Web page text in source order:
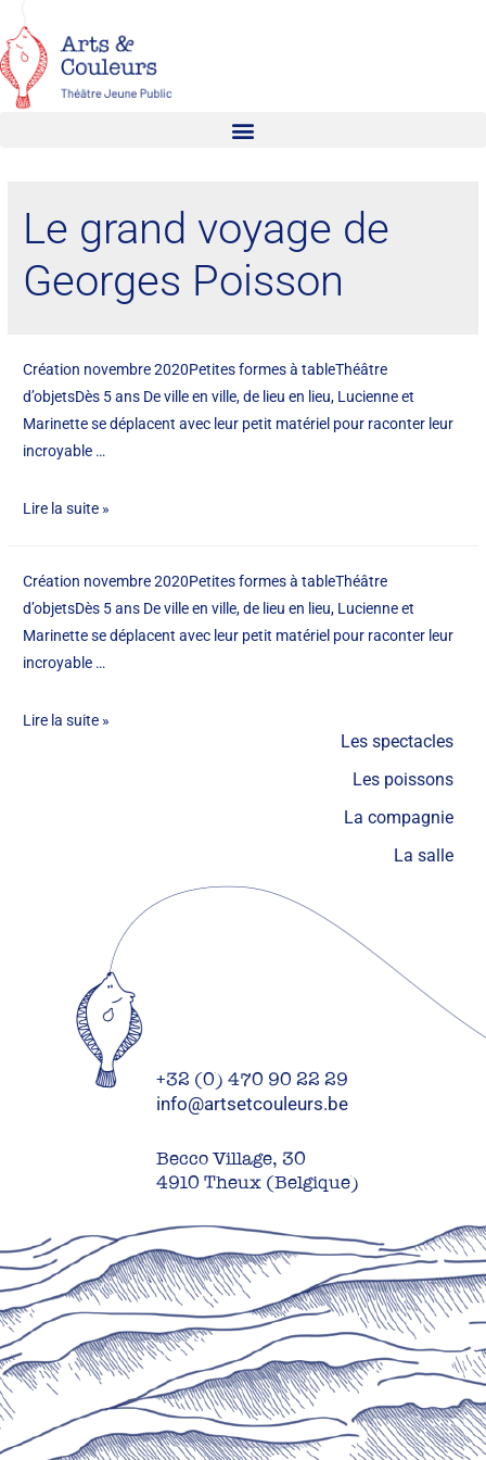
Le grand voyage de
Georges Poisson
Création novembre 2020Petites formes à tableThéâtre
d’objetsDès 5 ans De ville en ville, de lieu en lieu, Lucienne et
Marinette se déplacent avec leur petit matériel pour raconter leur
incroyable …
Lire la suite »
Création novembre 2020Petites formes à tableThéâtre
d’objetsDès 5 ans De ville en ville, de lieu en lieu, Lucienne et
Marinette se déplacent avec leur petit matériel pour raconter leur
incroyable …
Lire la suite »
Les spectacles
Les poissons
La compagnie
La salle
+32 (0) 470 90 22 29
info@artsetcouleurs.be
Becco Village, 30
4910 Theux (Belgique)